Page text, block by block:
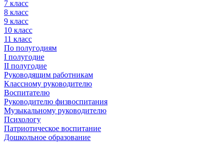
7 класс
8 класс
9 класс
10 класс
11 класс
По полугодиям
I полугодие
II полугодие
Руководящим работникам
Классному руководителю
Воспитателю
Руководителю физвоспитания
Музыкальному руководителю
Психологу
Патриотическое воспитание
Дошкольное образование